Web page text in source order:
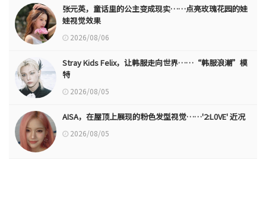
张元英，童话里的公主变成现实……点亮玫瑰花园的娃
娃视觉效果
2026/08/06
Stray Kids Felix，让韩服走向世界……“韩服浪潮”模
特
2026/08/05
AISA，在屋顶上展现的粉色发型视觉……'2:L0VE' 近况
2026/08/05